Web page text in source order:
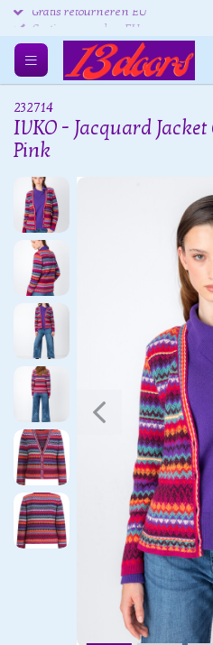
Gratis retourneren EU
232714
IVKO - Jacquard
Pink